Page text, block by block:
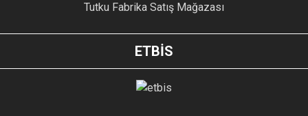
Tutku Fabrika Satış Mağazası
ETBİS